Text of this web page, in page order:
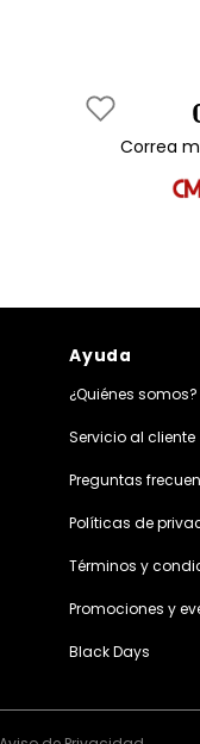
correa
Ayuda
¿Quiénes somos?
Servicio al cliente
Preguntas
Políticas de
Términos y
Promociones y
Black Days